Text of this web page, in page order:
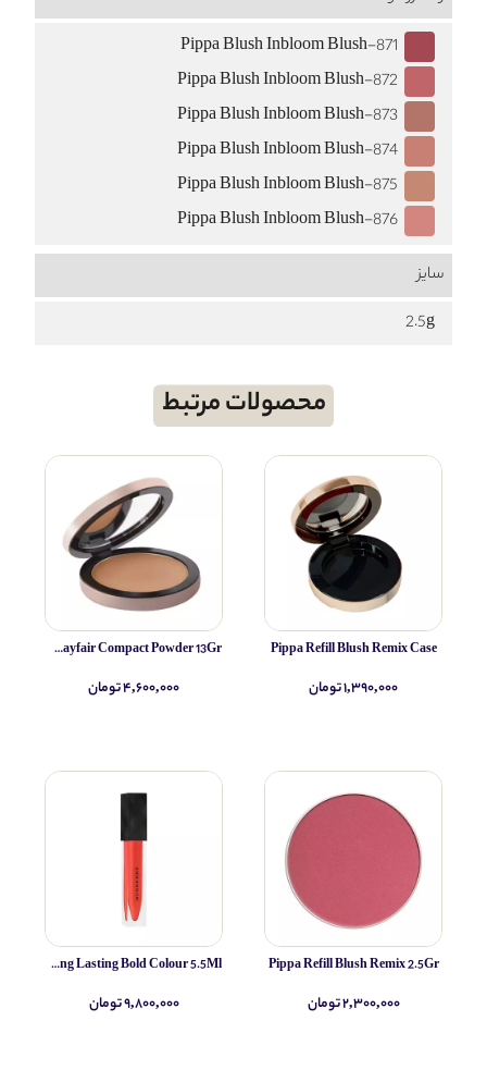
Pippa Blush Inbloom Blush-871
Pippa Blush Inbloom Blush-872
Pippa Blush Inbloom Blush-873
Pippa Blush Inbloom Blush-874
Pippa Blush Inbloom Blush-875
Pippa Blush Inbloom Blush-876
سایز
2.5g
محصولات مرتبط
Pippa Refill Blush Remix Case
۱,۳۹۰,۰۰۰ تومان
Pippa Refill Blush Remix 2.5Gr
۲,۳۰۰,۰۰۰ تومان
Pippa Poudre Compacte Mayfair Compact Powder 13Gr
۴,۶۰۰,۰۰۰ تومان
Burberry Lipgloss Kisses Lip Lacquer Long Lasting Bold Colour 5.5Ml
۹,۸۰۰,۰۰۰ تومان